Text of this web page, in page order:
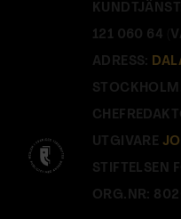
121 060 64
ADRESS:
UTGIVARE
STIFTELSEN
ORG.NR: